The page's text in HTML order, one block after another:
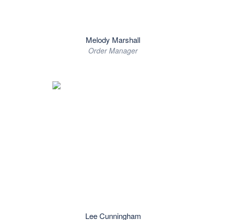
Melody Marshall
Order Manager
Lee Cunningham